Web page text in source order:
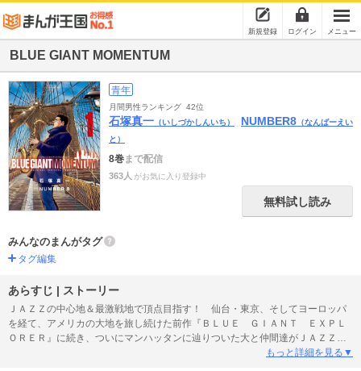
新規登録 ログイン メニュー
BLUE GIANT MOMENTUM
青年
月間男性ランキング 42位
石塚真一 （いしづかしんいち） NUMBER8 （なんばーえい
と）
8巻まで配信
363人 がお気に入り登録中
無料試し読み
みんなのまんがタグ
タグ編集
あらすじ | ストーリー
ＪＡＺＺの中心地＆最激戦地で頂点目指す！ 仙台・東京、そしてヨーロッパ
を経て、アメリカの大地を旅し続けた前作『ＢＬＵＥ ＧＩＡＮＴ ＥＸＰＬ
ＯＲＥＲ』に続き、ついにマンハッタンに辿りついた大と仲間達がＪＡＺＺの
もっと詳細を見る▼